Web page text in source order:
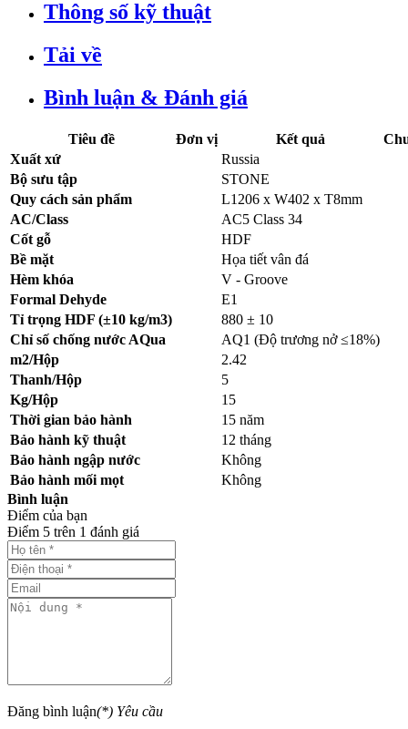
Thông số kỹ thuật
Tải về
Bình luận & Đánh giá
Tiêu đề Đơn vị Kết quả
Xuất xứ
Russia
Bộ sưu tập
STONE
Quy cách sản phẩm
L1206 x W402 x T8mm
AC/Class
AC5 Class 34
Cốt gỗ
HDF
Bề mặt
Họa tiết vân đá
Hèm khóa
V - Groove
Formal Dehyde
E1
Tỉ trọng HDF (±10 kg/m3)
880 ± 10
Chỉ số chống nước AQua
AQ1 (Độ trương nở ≤18%)
m2/Hộp
2.42
Thanh/Hộp
5
Kg/Hộp
15
Thời gian bảo hành
15 năm
Bảo hành kỹ thuật
12 tháng
Bảo hành ngập nước
Không
Bảo hành mối mọt
Không
Bình luận
Điểm của bạn
Điểm 5 trên 1 đánh giá
Đăng bình luận(*) Yêu cầu